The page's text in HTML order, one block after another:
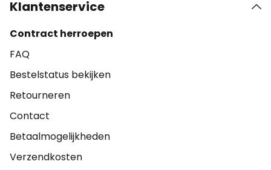
Klantenservice
Contract herroepen
FAQ
Bestelstatus bekijken
Retourneren
Contact
Betaalmogelijkheden
Verzendkosten